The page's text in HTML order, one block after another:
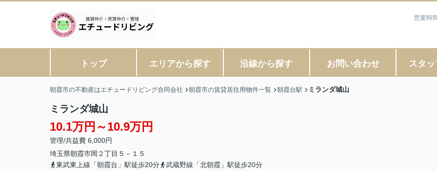
営業時
トップ エリアから探す 沿線から探す お問い合わせ スタ
朝霞市の不動産はエチュードリビング合同会社 朝霞市の賃貸居住用物件一覧 朝霞台駅 ミランダ城山
ミランダ城山
10.1万円～10.9万円
管理/共益費 6,000円
埼玉県朝霞市岡 ２丁目５－１５
東武東上線「朝霞台」駅徒歩20分
武蔵野線「北朝霞」駅徒歩20分